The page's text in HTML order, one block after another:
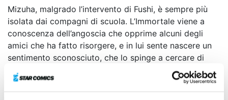
Mizuha, malgrado l’intervento di Fushi, è sempre più
isolata dai compagni di scuola. L’Immortale viene a
conoscenza dell’angoscia che opprime alcuni degli
amici che ha fatto risorgere, e in lui sente nascere un
sentimento sconosciuto, che lo spinge a cercare di
capire cosa può fare per loro. Nel frattempo Mizuha,
che sta tramando qualcosa, decide di abbandonare la
scuola...